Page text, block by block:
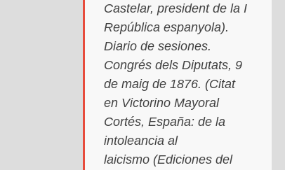
Castelar, president de la I
República espanyola).
Diario de sesiones.
Congrés dels Diputats, 9
de maig de 1876. (Citat
en Victorino Mayoral
Cortés,España: de la
intoleancia al
laicismo (Ediciones del